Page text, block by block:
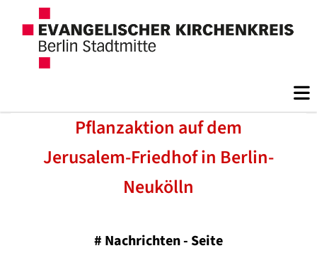
Pflanzaktion auf dem
Jerusalem-Friedhof in Berlin-
Neukölln
# Nachrichten - Seite